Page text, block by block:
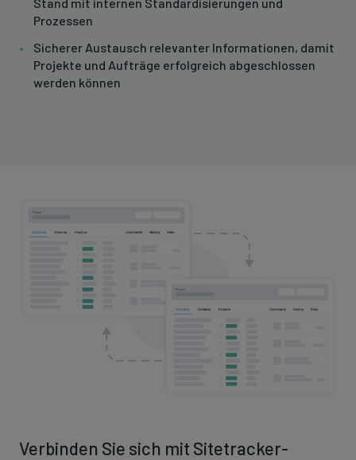
Stand mit internen Standardisierungen und
Prozessen
Sicherer Austausch relevanter Informationen, damit
Projekte und Aufträge erfolgreich abgeschlossen
werden können
Verbinden Sie sich mit Sitetracker-